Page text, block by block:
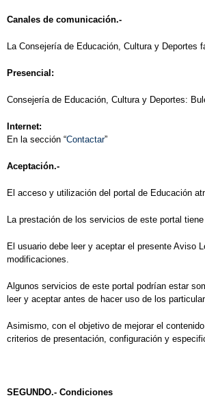
Canales de comunicación.-
La Consejería de Educación, Cultura y
Presencial:
Consejería de Educación, Cultura y Deportes:
Internet:
En la sección “Contactar”
Aceptación.-
El acceso y utilización del portal de Educación
La prestación de los servicios de este portal
El usuario debe leer y aceptar el presente Aviso
modificaciones.
Algunos servicios de este portal podrían estar
leer y aceptar antes de hacer uso de los
Asimismo, con el objetivo de mejorar el
criterios de presentación, configuración y
SEGUNDO.- Condiciones